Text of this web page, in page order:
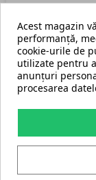
There are no
str. Grigore Ghica
Acest magazin
performanță,
cookie-urile de
utilizate pentru
anunțuri
procesarea